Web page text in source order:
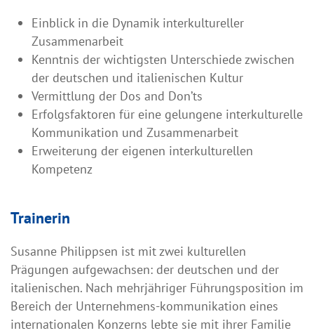
Einblick in die Dynamik interkultureller
Zusammenarbeit
Kenntnis der wichtigsten Unterschiede zwischen
der deutschen und italienischen Kultur
Vermittlung der Dos and Don’ts
Erfolgsfaktoren für eine gelungene interkulturelle
Kommunikation und Zusammenarbeit
Erweiterung der eigenen interkulturellen
Kompetenz
Trainerin
Susanne Philippsen ist mit zwei kulturellen
Prägungen aufgewachsen: der deutschen und der
italienischen. Nach mehrjähriger Führungsposition im
Bereich der Unternehmens-kommunikation eines
internationalen Konzerns lebte sie mit ihrer Familie